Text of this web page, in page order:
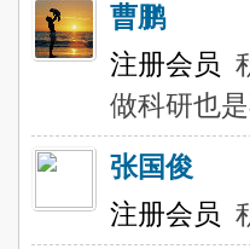
曹鹏
注册会员
做科研也
张国俊
注册会员